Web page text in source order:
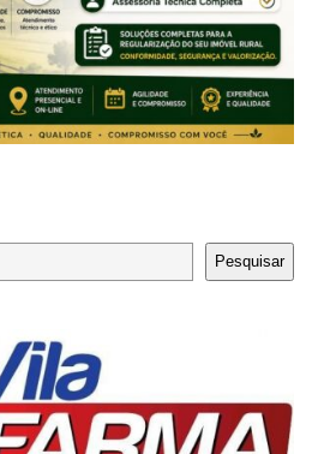
Pesquisar